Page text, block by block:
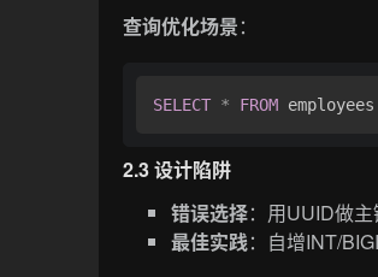
查询优化场景：
SELECT * FROM
2.3 设计陷阱
错误选择：用UUID做主
最佳实践：自增INT/